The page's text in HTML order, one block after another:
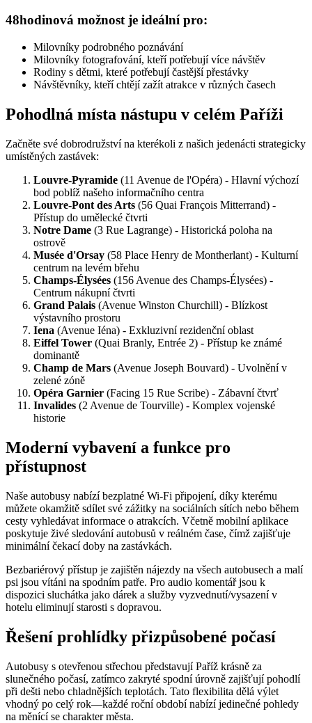
48hodinová možnost je ideální pro:
Milovníky podrobného poznávání
Milovníky fotografování, kteří potřebují více návštěv
Rodiny s dětmi, které potřebují častější přestávky
Návštěvníky, kteří chtějí zažít atrakce v různých časech
Pohodlná místa nástupu v celém Paříži
Začněte své dobrodružství na kterékoli z našich jedenácti strategicky
umístěných zastávek:
Louvre-Pyramide (11 Avenue de l'Opéra) - Hlavní výchozí
bod poblíž našeho informačního centra
Louvre-Pont des Arts (56 Quai François Mitterrand) -
Přístup do umělecké čtvrti
Notre Dame (3 Rue Lagrange) - Historická poloha na
ostrově
Musée d'Orsay (58 Place Henry de Montherlant) - Kulturní
centrum na levém břehu
Champs-Élysées (156 Avenue des Champs-Élysées) -
Centrum nákupní čtvrti
Grand Palais (Avenue Winston Churchill) - Blízkost
výstavního prostoru
Iena (Avenue Iéna) - Exkluzivní rezidenční oblast
Eiffel Tower (Quai Branly, Entrée 2) - Přístup ke známé
dominantě
Champ de Mars (Avenue Joseph Bouvard) - Uvolnění v
zelené zóně
Opéra Garnier (Facing 15 Rue Scribe) - Zábavní čtvrť
Invalides (2 Avenue de Tourville) - Komplex vojenské
historie
Moderní vybavení a funkce pro
přístupnost
Naše autobusy nabízí bezplatné Wi‑Fi připojení, díky kterému
můžete okamžitě sdílet své zážitky na sociálních sítích nebo během
cesty vyhledávat informace o atrakcích. Včetně mobilní aplikace
poskytuje živé sledování autobusů v reálném čase, čímž zajišťuje
minimální čekací doby na zastávkách.
Bezbariérový přístup je zajištěn nájezdy na všech autobusech a malí
psi jsou vítáni na spodním patře. Pro audio komentář jsou k
dispozici sluchátka jako dárek a služby vyzvednutí/vysazení v
hotelu eliminují starosti s dopravou.
Řešení prohlídky přizpůsobené počasí
Autobusy s otevřenou střechou představují Paříž krásně za
slunečného počasí, zatímco zakryté spodní úrovně zajišťují pohodlí
při dešti nebo chladnějších teplotách. Tato flexibilita dělá výlet
vhodný po celý rok—každé roční období nabízí jedinečné pohledy
na měnící se charakter města.